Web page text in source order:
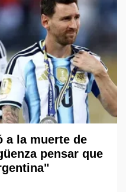
a la muerte de
pensar que